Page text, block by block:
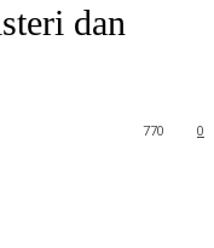
dan
0
770